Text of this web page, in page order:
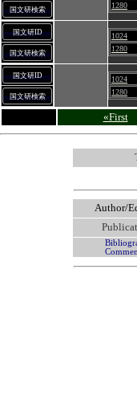
国文研検索
1280
国文研ID
国文研検索
1024
1280
国文研ID
国文研検索
1024
1280
«First
Author/